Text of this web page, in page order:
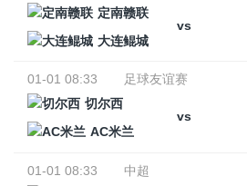
定南赣联
vs
大连鲲城
01-01 08:33
足球友谊赛
切尔西
vs
AC米兰
01-01 08:33
中超